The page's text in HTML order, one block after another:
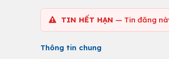
TIN HẾT HẠN — Tin đăng
Thông tin chung